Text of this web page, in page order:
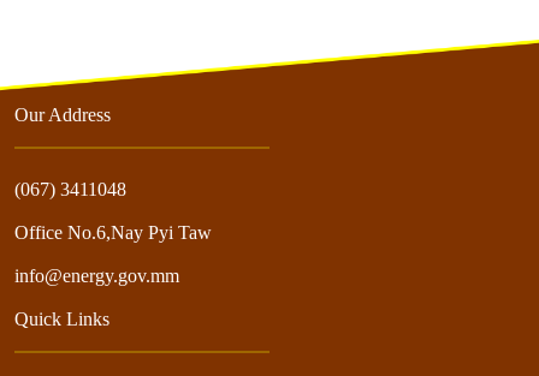
Our Address
(067) 3411048
Office No.6,Nay Pyi Taw
info@energy.gov.mm
Quick Links